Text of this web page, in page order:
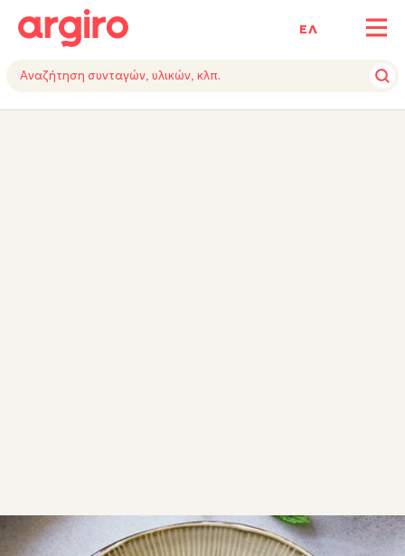
ΕΛ
ΥΛΙΚΑΕΚΤΕΛΕΣΗ
ΣΥΝΤΑΓΕΣ ΑΛΜΥΡΑ ΡΥΖΙ